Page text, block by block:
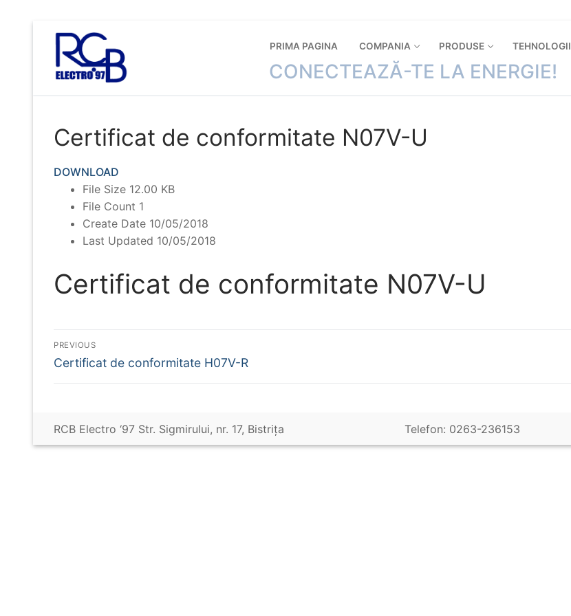
conținut
PRIMA PAGINA COMPANIA PRODUSE TEHNOLOGII
CONECTEAZĂ-TE LA ENERGIE!
Certificat de conformitate N07V-U
DOWNLOAD
File Size 12.00 KB
File Count 1
Create Date 10/05/2018
Last Updated 10/05/2018
Certificat de conformitate N07V-U
Navigare
în
PREVIOUS
Previous
Certificat de conformitate H07V-R
RCB Electro ‘97 Str. Sigmirului, nr. 17, Bistriţa Telefon: 0263-236153